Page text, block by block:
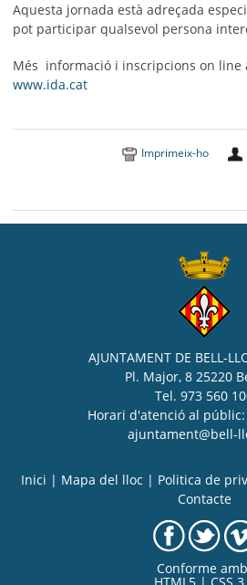
Aquesta jornada està adreçada
pot participar qualsevol persona
Més informació i inscripcions on line
www.ida.cat
Imprimeix-ho
AJUNTAMENT DE BELL-
Pl. Major, 8 25220
Tel. 973 560
Horari d'atenció al
ajuntament@bell-
Inici | Mapa del lloc | Politica de
Contacte
Conforme